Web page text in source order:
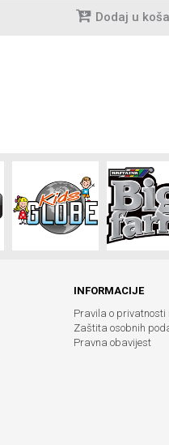
Dodaj u
INFORMACIJE
Pravila o
Zaštita osobnih
Pravna obavijest